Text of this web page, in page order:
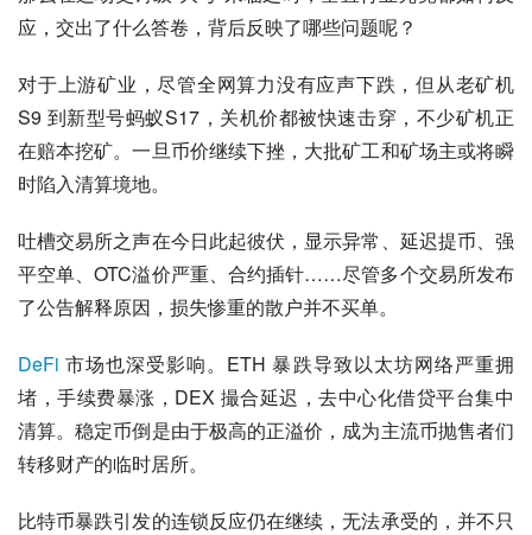
应，交出了什么答卷，背后反映了哪些问题呢？
对于上游矿业，尽管全网算力没有应声下跌，但从老矿机
S9 到新型号蚂蚁S17，关机价都被快速击穿，不少矿机正
在赔本挖矿。一旦币价继续下挫，大批矿工和矿场主或将瞬
时陷入清算境地。
吐槽交易所之声在今日此起彼伏，显示异常、延迟提币、强
平空单、OTC溢价严重、合约插针……尽管多个交易所发布
了公告解释原因，损失惨重的散户并不买单。
DeFi 市场也深受影响。ETH 暴跌导致以太坊网络严重拥
堵，手续费暴涨，DEX 撮合延迟，去中心化借贷平台集中
清算。稳定币倒是由于极高的正溢价，成为主流币抛售者们
转移财产的临时居所。
比特币暴跌引发的连锁反应仍在继续，无法承受的，并不只